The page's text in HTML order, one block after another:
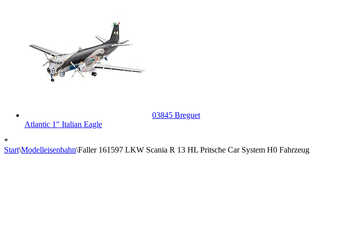
03845 Breguet
Atlantic 1″ Italian Eagle
*
Start\Modelleisenbahn\Faller 161597 LKW Scania R 13 HL Pritsche Car System H0 Fahrzeug